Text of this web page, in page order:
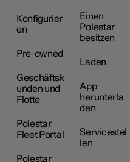
Konfigurier
en
Pre-owned
Geschäftsk
unden und
Flotte
Polestar
Fleet Portal
Polestar
Einen
Polestar
besitzen
Laden
App
herunterla
den
Servicestel
len